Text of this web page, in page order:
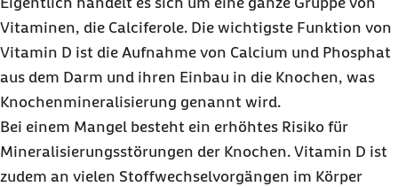
Vitaminen, die Calciferole. Die wichtigste Funktion von
Vitamin D ist die Aufnahme von Calcium und Phosphat
aus dem Darm und ihren Einbau in die Knochen, was
Knochenmineralisierung genannt wird.
Bei einem Mangel besteht ein erhöhtes Risiko für
Mineralisierungsstörungen der Knochen. Vitamin D ist
zudem an vielen Stoffwechselvorgängen im Körper